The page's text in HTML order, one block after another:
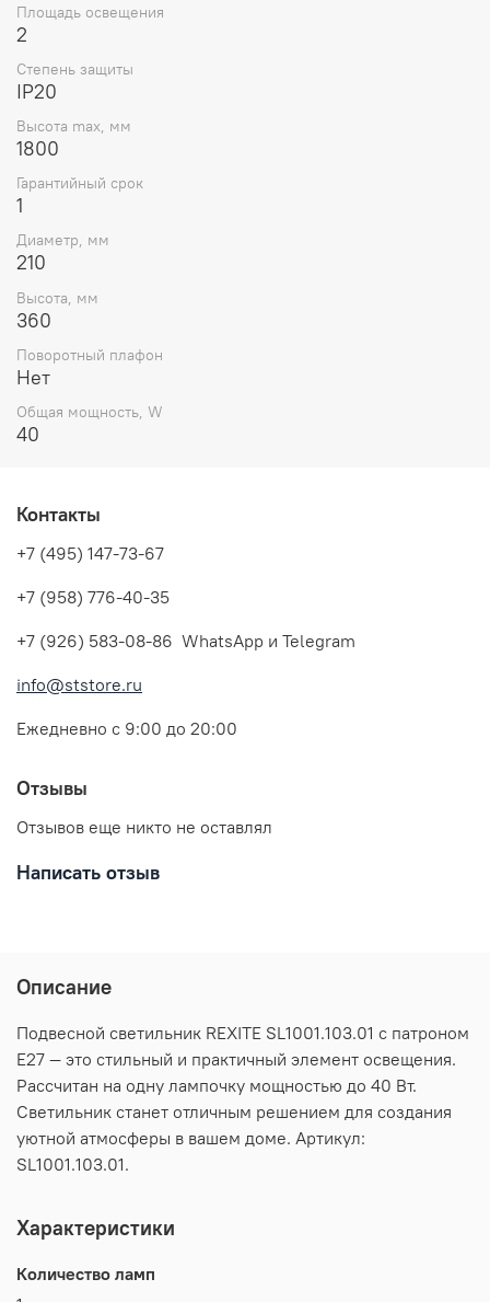
Площадь освещения
2
Степень защиты
IP20
Высота max, мм
1800
Гарантийный срок
1
Диаметр, мм
210
Высота, мм
360
Поворотный плафон
Нет
Общая мощность, W
40
Контакты
+7 (495) 147-73-67
+7 (958) 776-40-35
+7 (926) 583-08-86 WhatsApp и Telegram
info@ststore.ru
Ежедневно с 9:00 до 20:00
Отзывы
Отзывов еще никто не оставлял
Написать отзыв
Описание
Подвесной светильник REXITE SL1001.103.01 с патроном
E27 — это стильный и практичный элемент освещения.
Рассчитан на одну лампочку мощностью до 40 Вт.
Светильник станет отличным решением для создания
уютной атмосферы в вашем доме. Артикул:
SL1001.103.01.
Характеристики
Количество ламп